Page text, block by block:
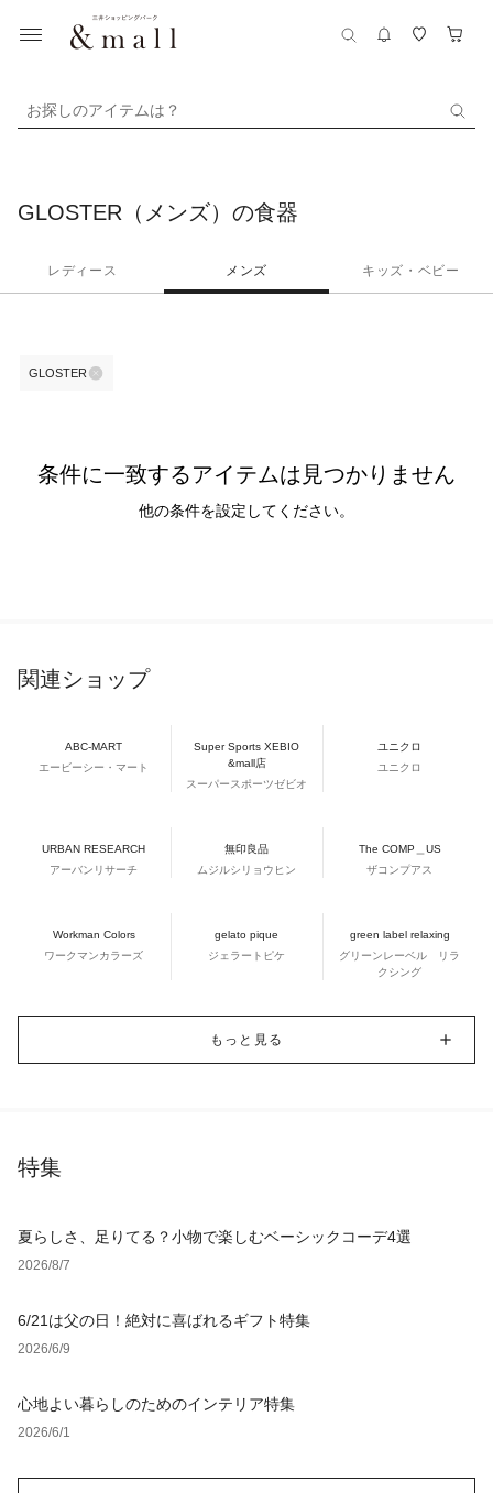
お探しのアイテムは？
GLOSTER（メンズ）の食器
レディース メンズ キッズ・ベビー
GLOSTER
条件に一致するアイテムは見つかりません
他の条件を設定してください。
関連ショップ
ABC-MART
エービーシー・マート
Super Sports XEBIO
&mall店
スーパースポーツゼビオ
ユニクロ
ユニクロ
URBAN RESEARCH
アーバンリサーチ
無印良品
ムジルシリョウヒン
The COMP＿US
ザコンプアス
Workman Colors
ワークマンカラーズ
gelato pique
ジェラートピケ
green label relaxing
グリーンレーベル リラ
クシング
もっと見る
特集
夏らしさ、足りてる？小物で楽しむベーシックコーデ4選
2026/8/7
6/21は父の日！絶対に喜ばれるギフト特集
2026/6/9
心地よい暮らしのためのインテリア特集
2026/6/1